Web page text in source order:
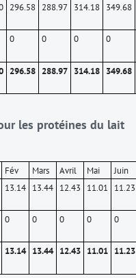
296.58
0
296.58
288.97
0
288.97
314.18
0
314.18
349.68
0
349.68
les protéines du lait
Fév
13.14
0
13.14
Mars
13.44
0
13.44
Avril
12.43
0
12.43
Mai
11.01
0
11.01
Juin
11.23
0
11.23